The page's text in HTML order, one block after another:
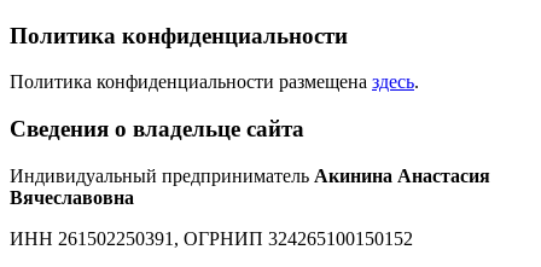
Политика конфиденциальности
Политика конфиденциальности размещена здесь.
Сведения о владельце сайта
Индивидуальный предприниматель Акинина Анастасия
Вячеславовна
ИНН 261502250391, ОГРНИП 324265100150152